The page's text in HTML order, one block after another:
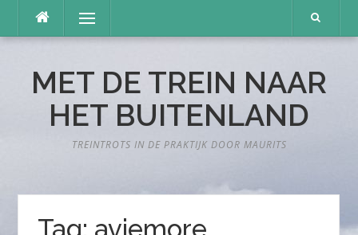
inhoud
Menu
MET DE TREIN NAAR
HET BUITENLAND
TREINTROTS IN DE PRAKTIJK DOOR MAURITS